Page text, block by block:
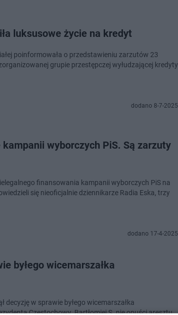
luksusowe życie na kredyt
poinformowała o przedstawieniu zarzutów 23
grupie przestępczej wyłudzającej kredyty
dodano 8-7-2025
wyborczych PiS. Są zarzuty
finansowania kampanii wyborczych PiS na
się nieoficjalnie dziennikarze Radia Eska, trzy
dodano 17-4-2025
byłego wicemarszałka
decyzję w sprawie byłego wicemarszałka
Częstochowy. Bartłomiej S. nie opuści aresztu